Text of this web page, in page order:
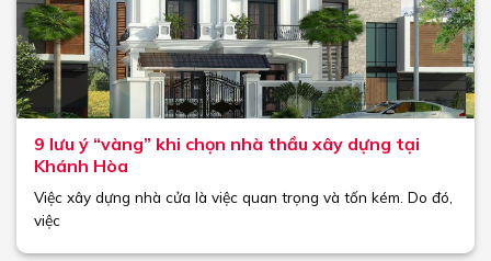
9 lưu ý “vàng” khi chọn nhà thầu xây dựng tại
Khánh Hòa
Việc xây dựng nhà cửa là việc quan trọng và tốn kém. Do đó,
việc